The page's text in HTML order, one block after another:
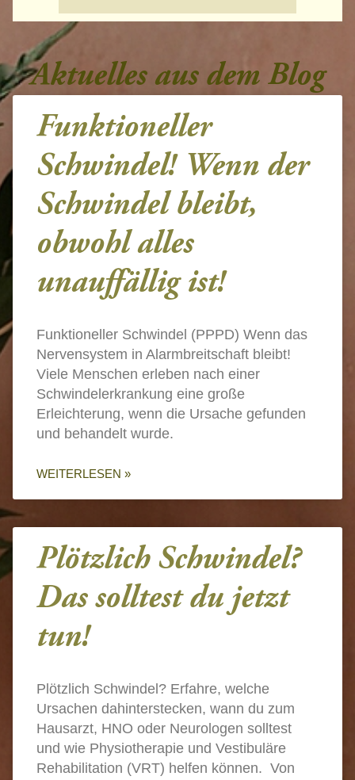
Aktuelles aus dem Blog
Funktioneller
Schwindel! Wenn der
Schwindel bleibt,
obwohl alles
unauffällig ist!
Funktioneller Schwindel (PPPD) Wenn das
Nervensystem in Alarmbreitschaft bleibt!
Viele Menschen erleben nach einer
Schwindelerkrankung eine große
Erleichterung, wenn die Ursache gefunden
und behandelt wurde.
WEITERLESEN »
Plötzlich Schwindel?
Das solltest du jetzt
tun!
Plötzlich Schwindel? Erfahre, welche
Ursachen dahinterstecken, wann du zum
Hausarzt, HNO oder Neurologen solltest
und wie Physiotherapie und Vestibuläre
Rehabilitation (VRT) helfen können. Von